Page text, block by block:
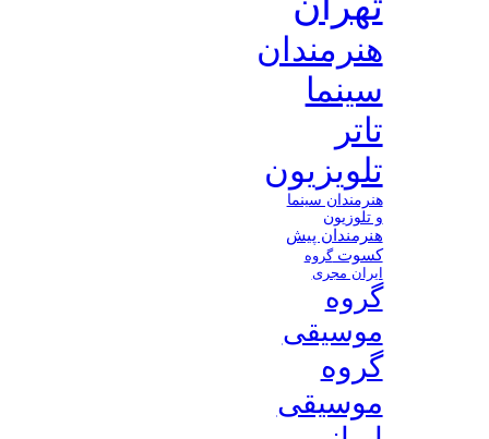
هنرمندان
سینما
تاتر
تلویزیون
هنرمندان سینما
و تلوزیون
هنرمندان پیش
کسوتگروه
ایران مجری
گروه
موسیقی
گروه
موسیقی